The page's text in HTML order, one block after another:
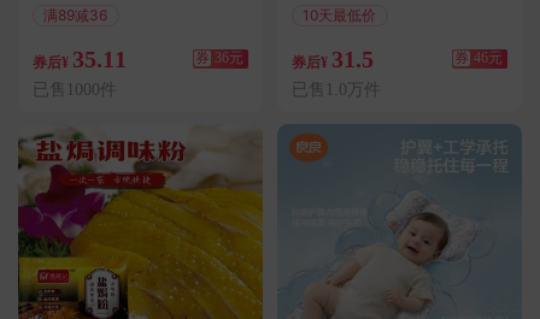
满89减36
券后¥ 35.11 券 36元
已售1000件
10天最低价
券后¥ 31.5 券 46元
已售1.0万件